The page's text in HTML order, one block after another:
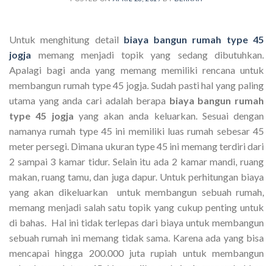
Untuk menghitung detail biaya bangun rumah type 45
jogja memang menjadi topik yang sedang dibutuhkan.
Apalagi bagi anda yang memang memiliki rencana untuk
membangun rumah type 45 jogja. Sudah pasti hal yang paling
utama yang anda cari adalah berapa biaya bangun rumah
type 45 jogja yang akan anda keluarkan. Sesuai dengan
namanya rumah type 45 ini memiliki luas rumah sebesar 45
meter persegi. Dimana ukuran type 45 ini memang terdiri dari
2 sampai 3 kamar tidur. Selain itu ada 2 kamar mandi, ruang
makan, ruang tamu, dan juga dapur. Untuk perhitungan biaya
yang akan dikeluarkan untuk membangun sebuah rumah,
memang menjadi salah satu topik yang cukup penting untuk
di bahas. Hal ini tidak terlepas dari biaya untuk membangun
sebuah rumah ini memang tidak sama. Karena ada yang bisa
mencapai hingga 200.000 juta rupiah untuk membangun